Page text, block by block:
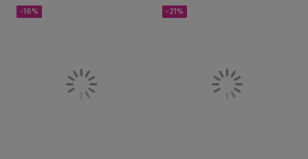
-16% -21%